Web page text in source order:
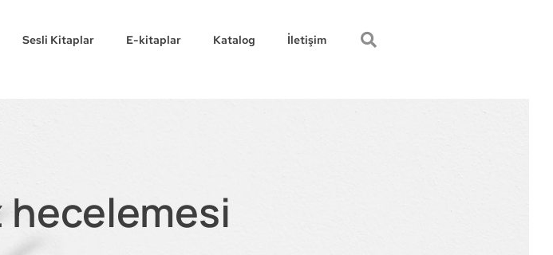
Sesli Kitaplar E-kitaplar Katalog İletişim